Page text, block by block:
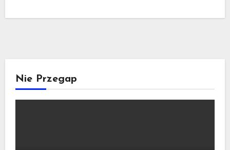
Nie Przegap